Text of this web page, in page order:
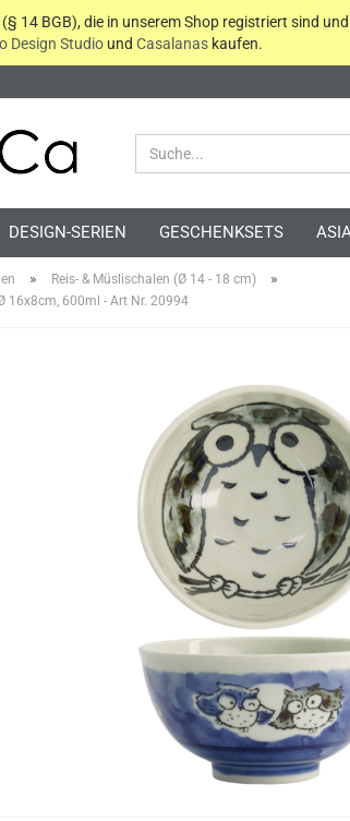
14 BGB), die in unserem Shop registriert sind
Design Studio und Casalanas kaufen.
DESIGN-SERIEN GESCHENKSETS
» Reis- & Müslischalen (Ø 14 - 18 cm) »
16x8cm, 600ml - Art Nr. 20994